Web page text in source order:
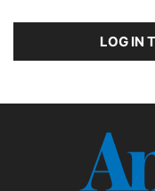
LOG IN